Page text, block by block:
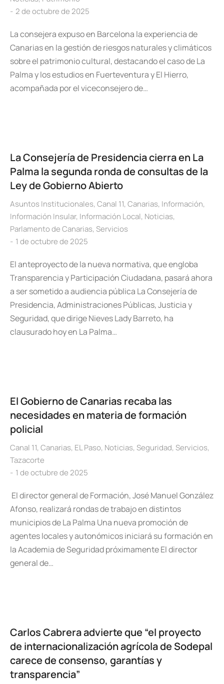
2 de octubre de 2025
La consejera expuso en Barcelona la experiencia de
Canarias en la gestión de riesgos naturales y climáticos
sobre el patrimonio cultural, destacando el caso de La
Palma y los estudios en Fuerteventura y El Hierro,
acompañada por el viceconsejero de…
La Consejería de Presidencia cierra en La
Palma la segunda ronda de consultas de la
Ley de Gobierno Abierto
Asuntos Institucionales, Canal 11, Canarias, Información,
Información Insular, Información Local, Noticias,
Parlamento de Canarias, Servicios
1 de octubre de 2025
El anteproyecto de la nueva normativa, que engloba
Transparencia y Participación Ciudadana, pasará ahora
a ser sometido a audiencia pública La Consejería de
Presidencia, Administraciones Públicas, Justicia y
Seguridad, que dirige Nieves Lady Barreto, ha
clausurado hoy en La Palma…
El Gobierno de Canarias recaba las
necesidades en materia de formación
policial
Canal 11, Canarias, EL Paso, Noticias, Seguridad, Servicios,
Tazacorte
1 de octubre de 2025
El director general de Formación, José Manuel González
Afonso, realizará rondas de trabajo en distintos
municipios de La Palma Una nueva promoción de
agentes locales y autonómicos iniciará su formación en
la Academia de Seguridad próximamente El director
general de…
Carlos Cabrera advierte que “el proyecto
de internacionalización agrícola de Sodepal
carece de consenso, garantías y
transparencia”